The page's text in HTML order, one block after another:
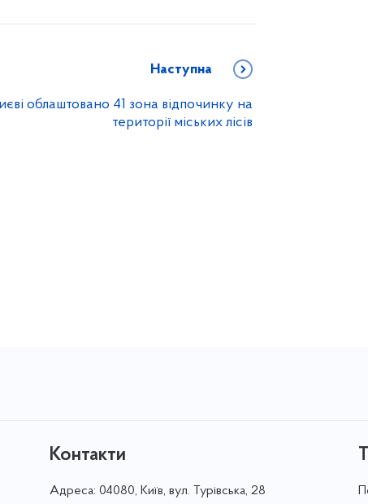
Наступна
облаштовано 41 зона відпочинку на
території міських лісів
Контакти
Адреса: 04080, Київ, вул. Турівська, 28